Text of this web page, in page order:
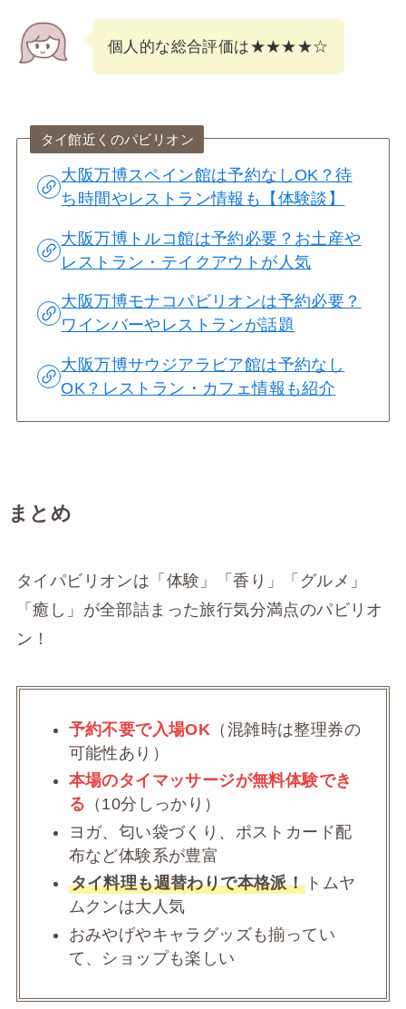
個人的な総合評価は★★★★☆
タイ館近くのパビリオン
大阪万博スペイン館は予約なしOK？待
ち時間やレストラン情報も【体験談】
大阪万博トルコ館は予約必要？お土産や
レストラン・テイクアウトが人気
大阪万博モナコパビリオンは予約必要？
ワインバーやレストランが話題
大阪万博サウジアラビア館は予約なし
OK？レストラン・カフェ情報も紹介
まとめ
タイパビリオンは「体験」「香り」「グルメ」
「癒し」が全部詰まった旅行気分満点のパビリオ
ン！
予約不要で入場OK （混雑時は整理券の
可能性あり）
本場のタイマッサージが無料体験でき
る （10分しっかり）
ヨガ、匂い袋づくり、ポストカード配
布など体験系が豊富
タイ料理も週替わりで本格派！ トムヤ
ムクンは大人気
おみやげやキャラグッズも揃ってい
て、ショップも楽しい